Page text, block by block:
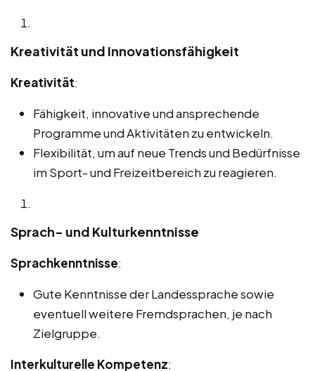
Kreativität und Innovationsfähigkeit
Kreativität:
Fähigkeit, innovative und ansprechende
Programme und Aktivitäten zu entwickeln.
Flexibilität, um auf neue Trends und Bedürfnisse
im Sport- und Freizeitbereich zu reagieren.
Sprach- und Kulturkenntnisse
Sprachkenntnisse:
Gute Kenntnisse der Landessprache sowie
eventuell weitere Fremdsprachen, je nach
Zielgruppe.
Interkulturelle Kompetenz: